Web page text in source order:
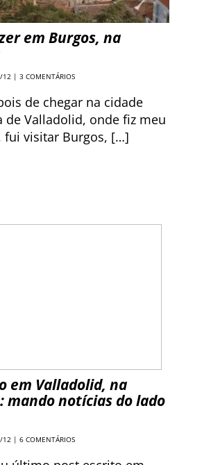
em Burgos, na
| 3 COMENTÁRIOS
de chegar na cidade
de Valladolid, onde fiz meu
fui visitar Burgos, […]
em Valladolid, na
mando notícias do lado
| 6 COMENTÁRIOS